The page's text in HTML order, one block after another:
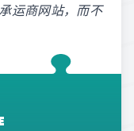
运商网站，而不